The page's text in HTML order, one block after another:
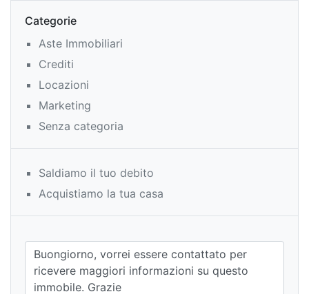
Categorie
Aste Immobiliari
Crediti
Locazioni
Marketing
Senza categoria
Saldiamo il tuo debito
Acquistiamo la tua casa